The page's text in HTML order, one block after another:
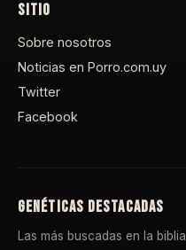
SITIO
Sobre nosotros
Noticias en Porro.com.uy
Twitter
Facebook
GENÉTICAS DESTACADAS
Las más buscadas en la biblia